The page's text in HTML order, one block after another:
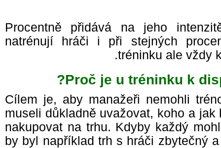
Procentně přidává na jeho
natrénují hráči i při stejných
tréninku ale vždy
Proč je u tréninku k
Cílem je, aby manažeři nemohli
museli důkladně uvažovat, koho a
nakupovat na trhu. Kdyby každý
by byl například trh s hráči zbytečný